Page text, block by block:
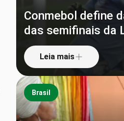
Conmebol define
das semifinais da
Leia mais
Brasil